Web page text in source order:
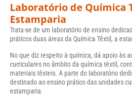
Laboratório de Química
Estamparia
Trata-se de um laboratório de ensino
práticos duas áreas da Química Têxtil, a
No que diz respeito à química, dá apoio às
curriculares no âmbito da química têxtil,
materiais têxteis. A parte do laboratório
destinado ao ensino prático das unidades
estamparia.